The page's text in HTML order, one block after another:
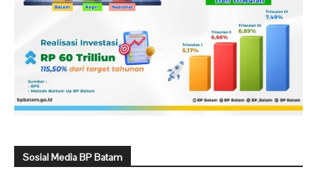
Sosial Media BP Batam